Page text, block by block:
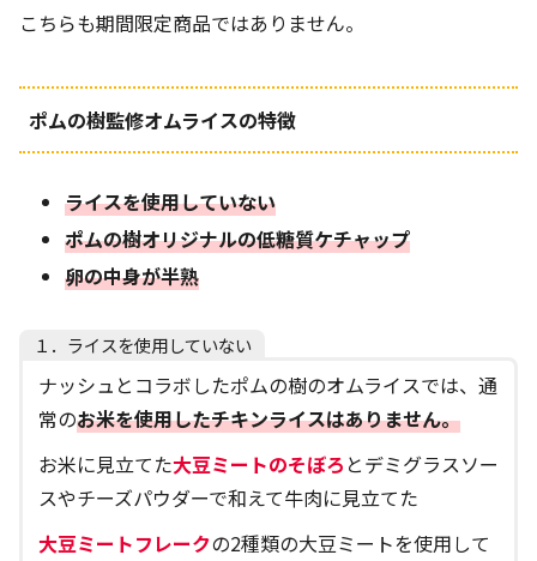
こちらも期間限定商品ではありません。
ポムの樹監修オムライスの特徴
ライスを使用していない
ポムの樹オリジナルの低糖質ケチャップ
卵の中身が半熟
１．ライスを使用していない
ナッシュとコラボしたポムの樹のオムライスでは、通
常のお米を使用したチキンライスはありません。
お米に見立てた大豆ミートのそぼろ とデミグラスソー
スやチーズパウダーで和えて牛肉に見立てた
大豆ミートフレークの2種類の大豆ミートを使用して